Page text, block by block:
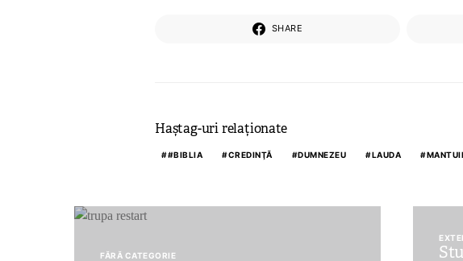
experimenteaza
De
SHARE
Haștag-uri relaționate
#BIBLIA CREDINŢĂ DUMNEZEU LAUDA
FĂRĂ CATEGORIE